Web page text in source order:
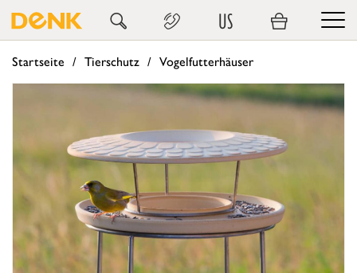
US
Startseite Tierschutz Vogelfutterhäuser